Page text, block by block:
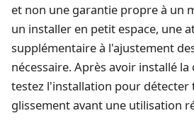
et non une garantie propre à un
un installer en petit espace, une
supplémentaire à l'ajustement
nécessaire. Après avoir installé
testez l'installation pour détecter
glissement avant une utilisation